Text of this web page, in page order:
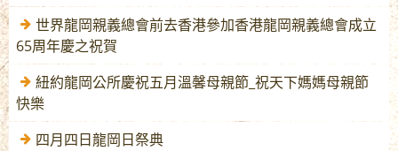
世界龍岡親義總會前去香港參加香港龍岡親義總會成立
65周年慶之祝賀
紐約龍岡公所慶祝五月溫馨母親節_祝天下媽媽母親節
快樂
四月四日龍岡日祭典